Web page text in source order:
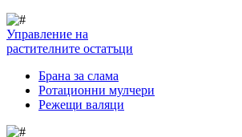
Управление на
растителните остатъци
Брана за слама
Pотационни мулчери
Режещи валяци